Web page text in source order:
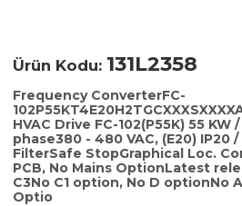
Ürün Kodu: 131L2358
Frequency ConverterFC-
HVAC Drive FC-102(P55K) 55 KW
phase380 - 480 VAC, (E20) IP20 /
FilterSafe StopGraphical Loc.
PCB, No Mains OptionLatest
C3No C1 option, No D optionNo
Optio